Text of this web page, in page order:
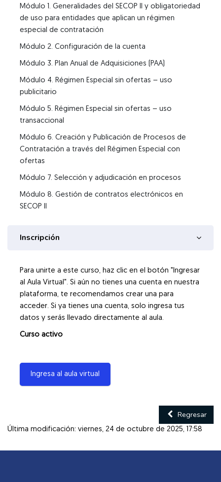
Módulo 1. Generalidades del SECOP II y obligatoriedad
de uso para entidades que aplican un régimen
especial de contratación
Módulo 2. Configuración de la cuenta
Módulo 3. Plan Anual de Adquisiciones (PAA)
Módulo 4. Régimen Especial sin ofertas – uso
publicitario
Módulo 5. Régimen Especial sin ofertas – uso
transaccional
Módulo 6. Creación y Publicación de Procesos de
Contratación a través del Régimen Especial con
ofertas
Módulo 7. Selección y adjudicación en procesos
Módulo 8. Gestión de contratos electrónicos en
SECOP II
Inscripción
Para unirte a este curso, haz clic en el botón "Ingresar
al Aula Virtual". Si aún no tienes una cuenta en nuestra
plataforma, te recomendamos crear una para
acceder. Si ya tienes una cuenta, solo ingresa tus
datos y serás llevado directamente al aula.
Curso activo
Ingresa al aula virtual
Regresar
Última modificación: viernes, 24 de octubre de 2025, 17:58